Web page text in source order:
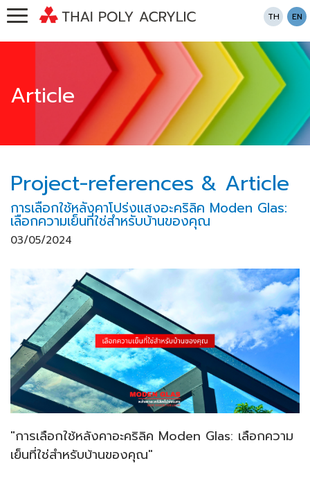
TH EN
Article
Project-references & Article
การเลือกใช้หลังคาโปร่งแสงอะคริลิค Moden Glas:
เลือกความเย็นที่ใช่สำหรับบ้านของคุณ
03/05/2024
"การเลือกใช้หลังคาอะคริลิค Moden Glas: เลือกความ
เย็นที่ใช่สำหรับบ้านของคุณ"